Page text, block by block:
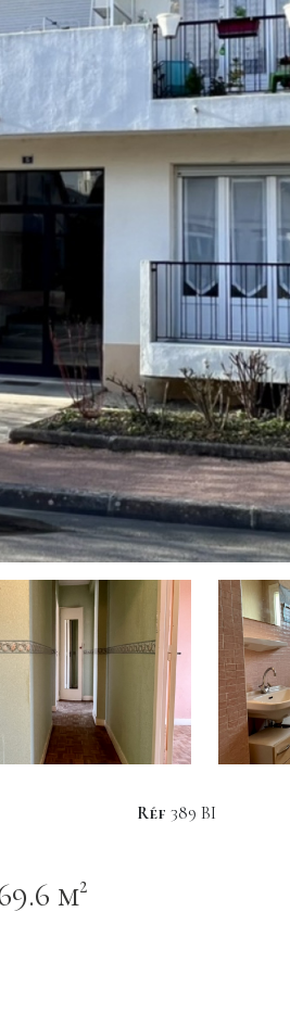
Appartement 3 pièce(s) 2 chambre(s) 69.6 m²
Réf 389 BI